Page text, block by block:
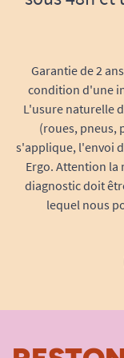
Jeu de
Tapis de
de la
16 petits
colorés,
à l’usure.
2 dés
Un sac
Dès 2 joueurs
règles et… la
Garantie de 2
condition d'une
L'usure naturelle
(roues, pneus,
s'applique, l'envoi
Ergo. Attention la
diagnostic doit
lequel nous